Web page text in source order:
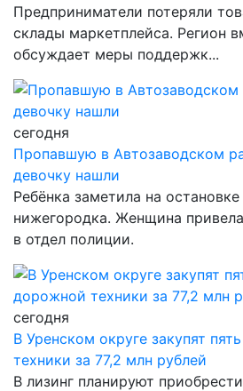
Предприниматели потеряли
склады маркетплейса. Регион
обсуждает меры поддержк...
сегодня
Пропавшую в Автозаводском
девочку нашли
Ребёнка заметила на
нижегородка. Женщина
в отдел полиции.
сегодня
В Уренском округе закупят
техники за 77,2 млн рублей
В лизинг планируют